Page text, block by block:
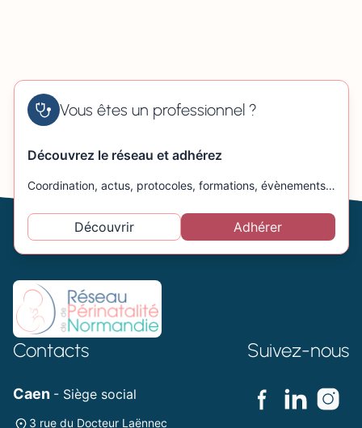
Vous êtes un professionnel ?
Découvrez le réseau et adhérez
Coordination, actus, protocoles, formations, évènements…
Découvrir Adhérer
Contacts
Caen - Siège social
3 rue du Docteur Laënnec
Suivez-nous